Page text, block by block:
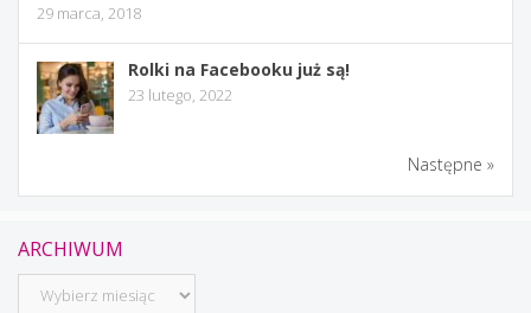
29 marca, 2018
Rolki na Facebooku już są!
23 lutego, 2022
Następne »
ARCHIWUM
Archiwum